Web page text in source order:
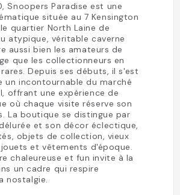
Snoopers Paradise est une
située au 7 Kensington
quartier North Laine de
atypique, véritable caverne
aussi bien les amateurs de
que les collectionneurs en
Depuis ses débuts, il s'est
un incontournable du marché
offrant une expérience de
où chaque visite réserve son
La boutique se distingue par
et son décor éclectique,
objets de collection, vieux
et vêtements d'époque.
chaleureuse et fun invite à la
un cadre qui respire
nostalgie.